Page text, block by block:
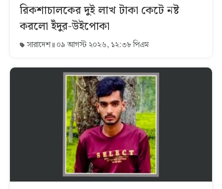
রিকশাচালকের দুই লাখ টাকা কেটে নষ্ট
করলো ইঁদুর-উইপোকা
সারাদেশ ০৯ আগস্ট ২০২৬, ১২:৩৮ পিএম